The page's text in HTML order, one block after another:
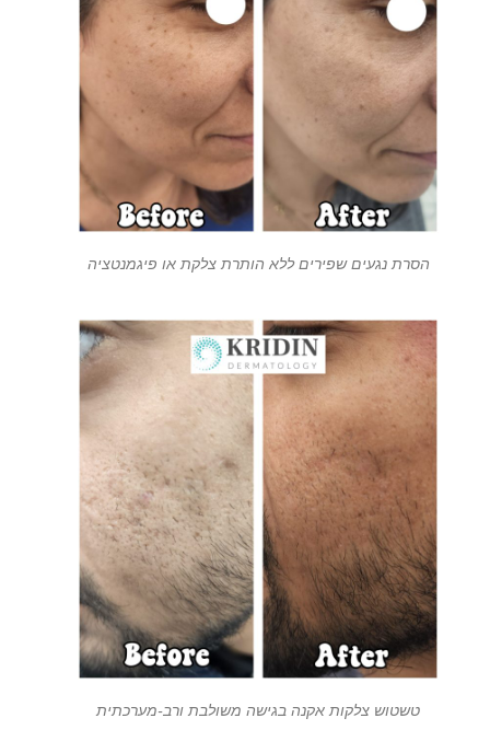
הסרת נגעים שפירים ללא הותרת צלקת או פיגמנטציה
טשטוש צלקות אקנה בגישה משולבת ורב-מערכתית